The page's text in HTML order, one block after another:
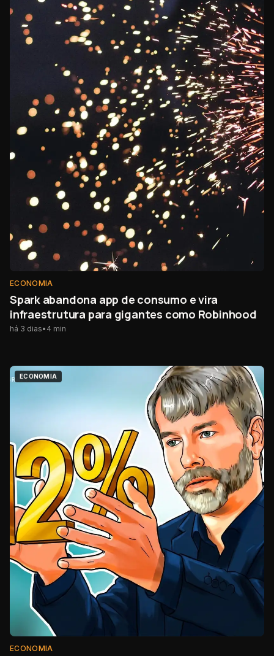
ECONOMIA
Spark abandona app de consumo e vira
infraestrutura para gigantes como Robinhood
há 3 dias• 4 min
ECONOMIA
ECONOMIA